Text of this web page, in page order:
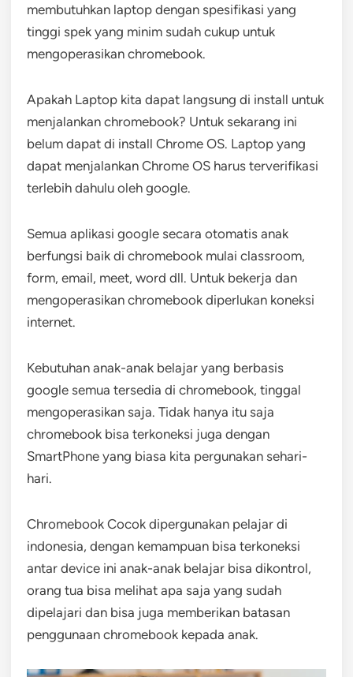
membutuhkan laptop dengan spesifikasi yang
tinggi spek yang minim sudah cukup untuk
mengoperasikan chromebook.
Apakah Laptop kita dapat langsung di install untuk
menjalankan chromebook? Untuk sekarang ini
belum dapat di install Chrome OS. Laptop yang
dapat menjalankan Chrome OS harus terverifikasi
terlebih dahulu oleh google.
Semua aplikasi google secara otomatis anak
berfungsi baik di chromebook mulai classroom,
form, email, meet, word dll. Untuk bekerja dan
mengoperasikan chromebook diperlukan koneksi
internet.
Kebutuhan anak-anak belajar yang berbasis
google semua tersedia di chromebook, tinggal
mengoperasikan saja. Tidak hanya itu saja
chromebook bisa terkoneksi juga dengan
SmartPhone yang biasa kita pergunakan sehari-
hari.
Chromebook Cocok dipergunakan pelajar di
indonesia, dengan kemampuan bisa terkoneksi
antar device ini anak-anak belajar bisa dikontrol,
orang tua bisa melihat apa saja yang sudah
dipelajari dan bisa juga memberikan batasan
penggunaan chromebook kepada anak.